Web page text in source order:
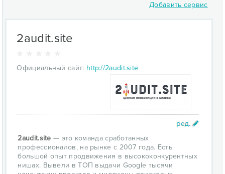
Добавить сервис
2audit.site
Официальный сайт: http://2audit.site
2audit.site — это команда сработанных
профессионалов, на рынке с 2007 года. Есть
большой опыт продвижения в высококонкурентных
нишах. Вывели в ТОП выдачи Google тысячи